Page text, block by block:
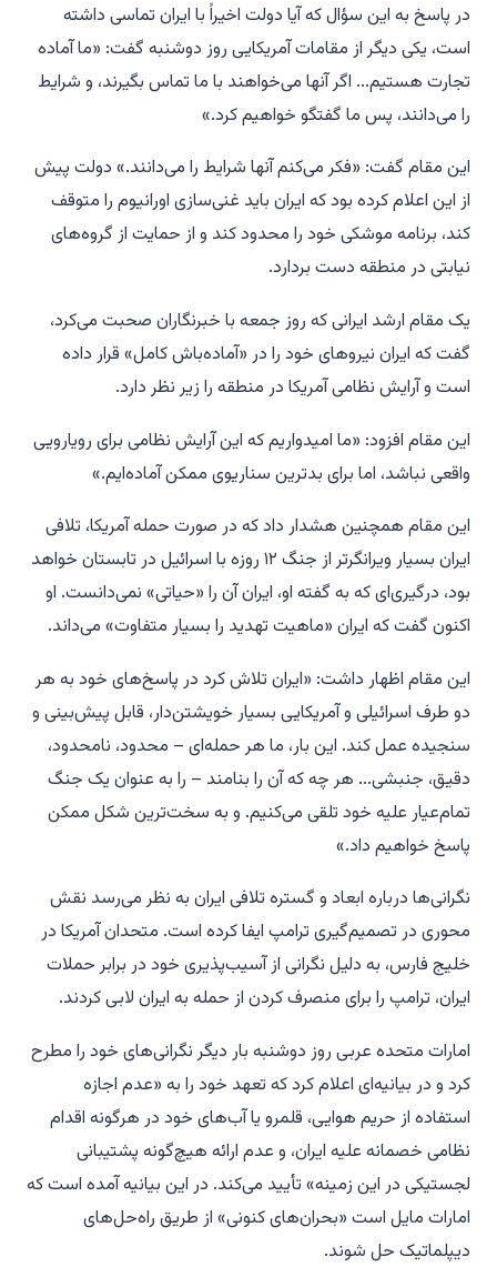
در پاسخ به این سؤال که آیا دولت اخیراً با ایران تماسی داشته
است، یکی دیگر از مقامات آمریکایی روز دوشنبه گفت: «ما آماده
تجارت هستیم... اگر آنها می‌خواهند با ما تماس بگیرند، و شرایط
را می‌دانند، پس ما گفتگو خواهیم کرد.»
این مقام گفت: «فکر می‌کنم آنها شرایط را می‌دانند.» دولت پیش
از این اعلام کرده بود که ایران باید غنی‌سازی اورانیوم را متوقف
کند، برنامه موشکی خود را محدود کند و از حمایت از گروه‌های
نیابتی در منطقه دست بردارد.
یک مقام ارشد ایرانی که روز جمعه با خبرنگاران صحبت می‌کرد،
گفت که ایران نیروهای خود را در «آماده‌باش کامل» قرار داده
است و آرایش نظامی آمریکا در منطقه را زیر نظر دارد.
این مقام افزود: «ما امیدواریم که این آرایش نظامی برای رویارویی
واقعی نباشد، اما برای بدترین سناریوی ممکن آماده‌ایم.»
این مقام همچنین هشدار داد که در صورت حمله آمریکا، تلافی
ایران بسیار ویرانگرتر از جنگ ۱۲ روزه با اسرائیل در تابستان خواهد
بود، درگیری‌ای که به گفته او، ایران آن را «حیاتی» نمی‌دانست. او
اکنون گفت که ایران «ماهیت تهدید را بسیار متفاوت» می‌داند.
این مقام اظهار داشت: «ایران تلاش کرد در پاسخ‌های خود به هر
دو طرف اسرائیلی و آمریکایی بسیار خویشتن‌دار، قابل پیش‌بینی و
سنجیده عمل کند. این بار، ما هر حمله‌ای – محدود، نامحدود،
دقیق، جنبشی... هر چه که آن را بنامند – را به عنوان یک جنگ
تمام‌عیار علیه خود تلقی می‌کنیم. و به سخت‌ترین شکل ممکن
پاسخ خواهیم داد.»
نگرانی‌ها درباره ابعاد و گستره تلافی ایران به نظر می‌رسد نقش
محوری در تصمیم‌گیری ترامپ ایفا کرده است. متحدان آمریکا در
خلیج فارس، به دلیل نگرانی از آسیب‌پذیری خود در برابر حملات
ایران، ترامپ را برای منصرف کردن از حمله به ایران لابی کردند.
امارات متحده عربی روز دوشنبه بار دیگر نگرانی‌های خود را مطرح
کرد و در بیانیه‌ای اعلام کرد که تعهد خود را به «عدم اجازه
استفاده از حریم هوایی، قلمرو یا آب‌های خود در هرگونه اقدام
نظامی خصمانه علیه ایران، و عدم ارائه هیچ‌گونه پشتیبانی
لجستیکی در این زمینه» تأیید می‌کند. در این بیانیه آمده است که
امارات مایل است «بحران‌های کنونی» از طریق راه‌حل‌های
دیپلماتیک حل شوند.